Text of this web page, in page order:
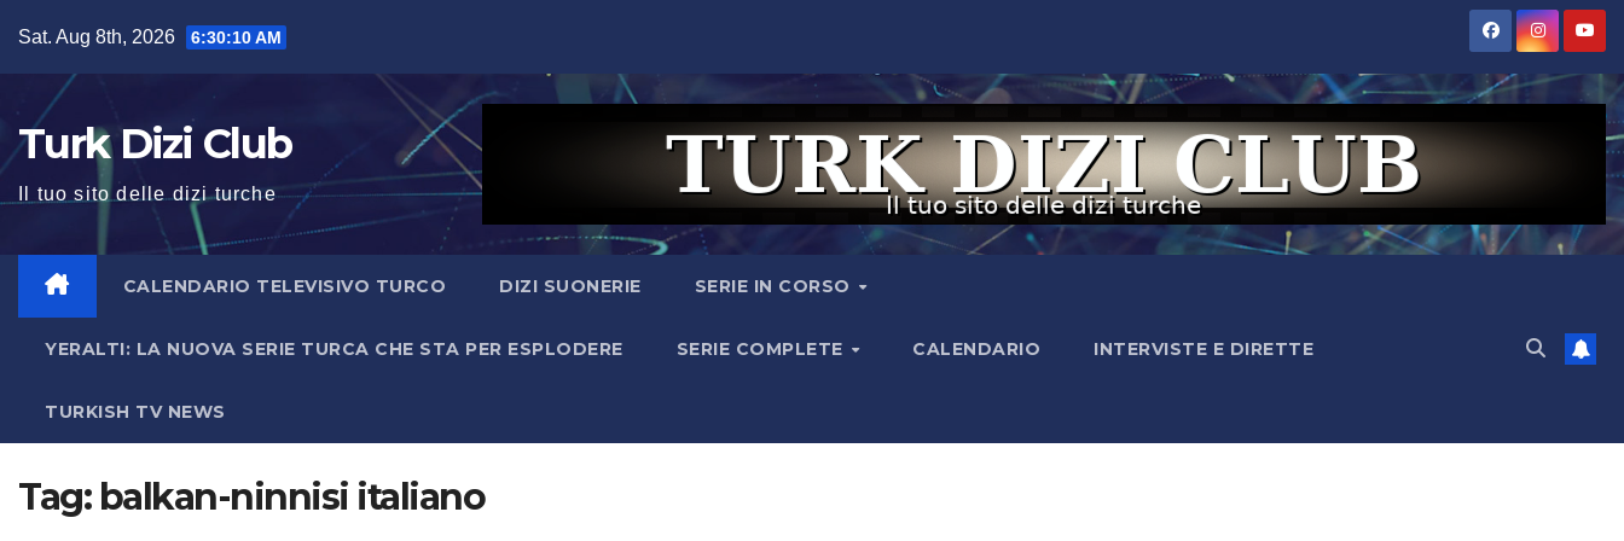
content
Sat. Aug 8th, 2026 6:30:11 AM
Turk Dizi Club
Il tuo sito delle dizi turche
CALENDARIO TELEVISIVO TURCO DIZI SUONERIE SERIE IN CORSO
YERALTI: LA NUOVA SERIE TURCA CHE STA PER ESPLODERE SERIE COMPLETE CALENDARIO INTERVISTE E DIRETTE
TURKISH TV NEWS
Tag: balkan-ninnisi italiano